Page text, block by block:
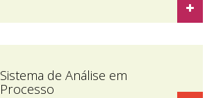
Sistema de Análise em
Processo